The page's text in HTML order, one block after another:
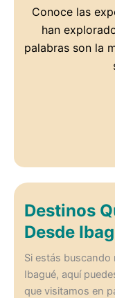
Conoce las
han
palabras son la
Destinos
Desde
Si estás buscando
Ibagué, aquí
que visitamos en